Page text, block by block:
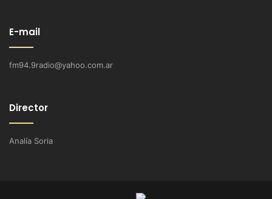
E-mail
fm94.9radio@yahoo.com.ar
Director
Analía Soria